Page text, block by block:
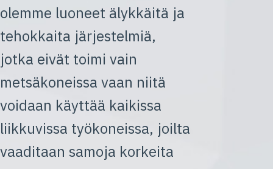
olemme luoneet älykkäitä ja
tehokkaita järjestelmiä,
jotka eivät toimi vain
metsäkoneissa vaan niitä
voidaan käyttää kaikissa
liikkuvissa työkoneissa, joilta
vaaditaan samoja korkeita